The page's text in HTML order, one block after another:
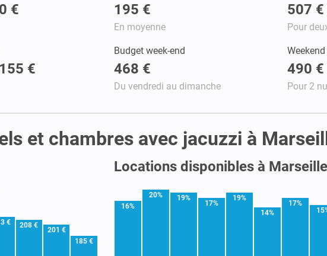
€ 195 €
En moyenne
507 €
Pour
€
Budget week-end
468 €
Du vendredi au dimanche
490 €
Pour 2
et chambres avec jacuzzi à
€ 208 €
201 €
185 €
Locations disponibles à
16%
20% 19%
17%
19%
14%
17%